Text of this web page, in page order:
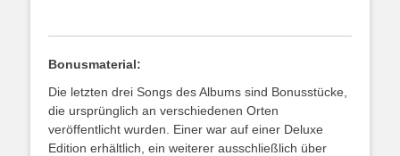
Bonusmaterial:
Die letzten drei Songs des Albums sind Bonusstücke,
die ursprünglich an verschiedenen Orten
veröffentlicht wurden. Einer war auf einer Deluxe
Edition erhältlich, ein weiterer ausschließlich über